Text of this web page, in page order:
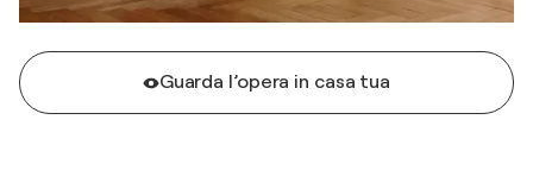
Guarda l’opera in casa tua